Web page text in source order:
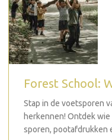
Forest School:
Stap in de voetsporen
herkennen! Ontdek
sporen, pootafdrukken